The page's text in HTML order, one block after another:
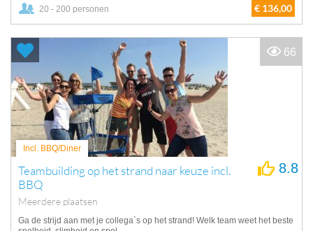
20 - 200 personen € 136,00
Incl. BBQ/Diner
Teambuilding op het strand naar keuze incl.
BBQ
Meerdere plaatsen
8.8
Ga de strijd aan met je collega`s op het strand! Welk team weet het beste
66